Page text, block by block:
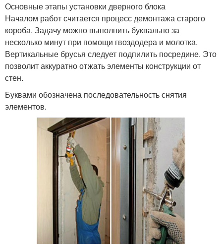
Основные этапы установки дверного блока
Началом работ считается процесс демонтажа старого
короба. Задачу можно выполнить буквально за
несколько минут при помощи гвоздодера и молотка.
Вертикальные брусья следует подпилить посредине. Это
позволит аккуратно отжать элементы конструкции от
стен.
Буквами обозначена последовательность снятия
элементов.